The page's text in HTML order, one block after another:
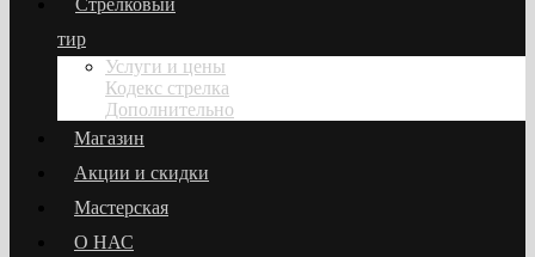
Стрелковый
тир
Услуги и цены
Кодекс стрелка
Дополнительно
Магазин
Акции и скидки
Мастерская
О НАС